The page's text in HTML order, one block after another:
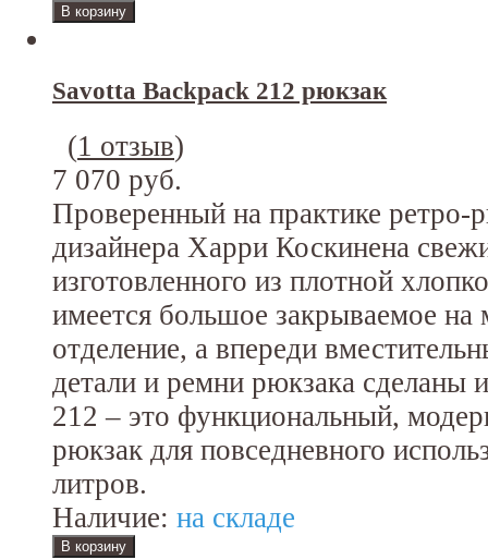
Savotta Backpack 212 рюкзак
(1 отзыв)
7 070 руб.
Проверенный на практике ретро-
дизайнера Харри Коскинена
изготовленного из плотной
имеется большое закрываемое на
отделение, а впереди
детали и ремни рюкзака сделаны
212 – это функциональный,
рюкзак для повседневного
литров.
Наличие: на складе